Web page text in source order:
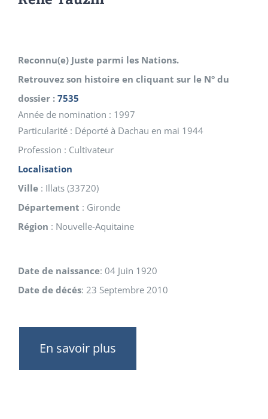
Reconnu(e) Juste parmi les Nations.
Retrouvez son histoire en cliquant sur le N° du
dossier : 7535
Année de nomination : 1997
Particularité : Déporté à Dachau en mai 1944
Profession : Cultivateur
Localisation
Ville : Illats (33720)
Département : Gironde
Région : Nouvelle-Aquitaine
Date de naissance: 04 Juin 1920
Date de décés: 23 Septembre 2010
En savoir plus